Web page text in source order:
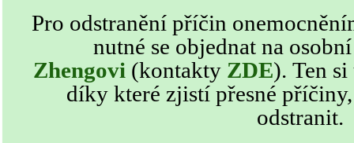
Pro odstranění příčin
nutné se objednat na
Zhengovi (kontakty ZDE). Ten
díky které zjistí přesné
odstranit.